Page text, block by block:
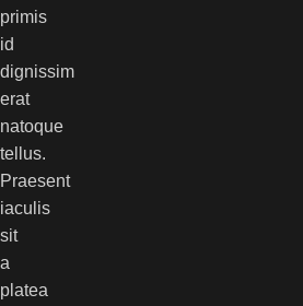
primis
id
dignissim
erat
natoque
tellus.
Praesent
iaculis
sit
a
platea